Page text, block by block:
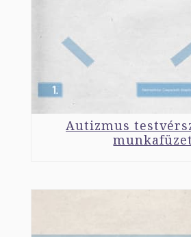
Autizmus
munkafüzet